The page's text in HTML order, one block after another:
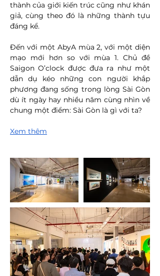
thành của giới kiến trúc cũng như khán
giả, cùng theo đó là những thành tựu
đáng kể.
Đến với một AbyA mùa 2, với một diện
mạo mới hơn so với mùa 1. Chủ đề
Saigon O’clock được đưa ra như một
dẫn dụ kéo những con người khắp
phương đang sống trong lòng Sài Gòn
dù ít ngày hay nhiều năm cùng nhìn về
chung một điểm: Sài Gòn là gì với ta?
Xem thêm